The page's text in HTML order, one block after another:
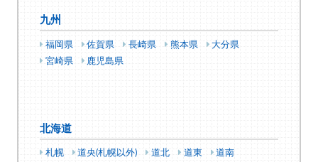
九州
福岡県 佐賀県 長崎県 熊本県
大分県
宮崎県
鹿児島県
北海道
札幌 道央(札幌以外) 道北 道東 道南